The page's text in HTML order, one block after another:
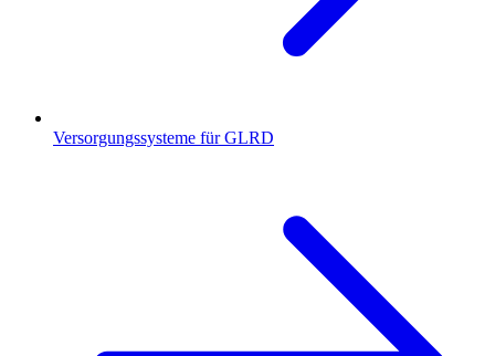
Versorgungssysteme für GLRD